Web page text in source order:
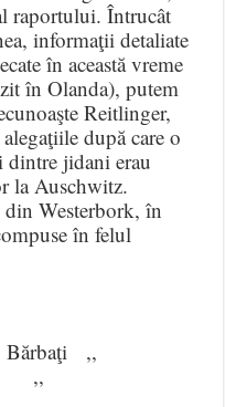
raportului. Întrucât
informaţii detaliate
în această vreme
în Olanda), putem
Reitlinger,
după care o
dintre jidani erau
la Auschwitz.
din Westerbork, în
în felul
,,